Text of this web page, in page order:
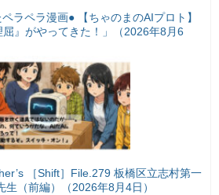
ラペラ漫画● 【ちゃのまのAIプロト】
』がやってきた！」（2026年8月6
［Shift］File.279 板橋区立志村第一
（前編）（2026年8月4日）